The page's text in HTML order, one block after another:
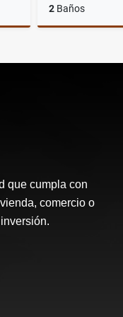
2 Baños
que cumpla con
comercio o